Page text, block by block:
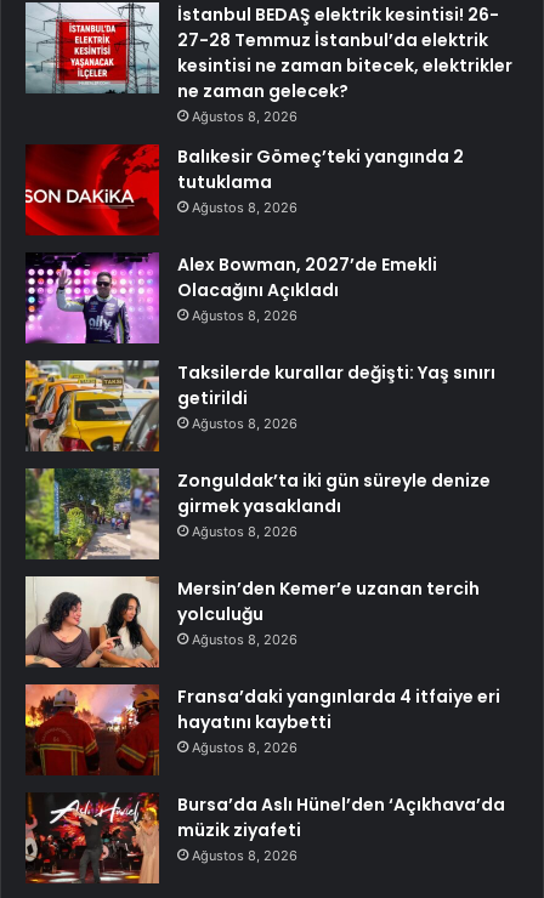
İstanbul BEDAŞ elektrik kesintisi! 26-
27-28 Temmuz İstanbul’da elektrik
kesintisi ne zaman bitecek, elektrikler
ne zaman gelecek?
Ağustos 8, 2026
Balıkesir Gömeç’teki yangında 2
tutuklama
Ağustos 8, 2026
Alex Bowman, 2027’de Emekli
Olacağını Açıkladı
Ağustos 8, 2026
Taksilerde kurallar değişti: Yaş sınırı
getirildi
Ağustos 8, 2026
Zonguldak’ta iki gün süreyle denize
girmek yasaklandı
Ağustos 8, 2026
Mersin’den Kemer’e uzanan tercih
yolculuğu
Ağustos 8, 2026
Fransa’daki yangınlarda 4 itfaiye eri
hayatını kaybetti
Ağustos 8, 2026
Bursa’da Aslı Hünel’den ‘Açıkhava’da
müzik ziyafeti
Ağustos 8, 2026